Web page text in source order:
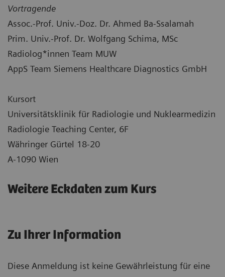
Vortragende
Assoc.-Prof. Univ.-Doz. Dr. Ahmed Ba-Ssalamah
Prim. Univ.-Prof. Dr. Wolfgang Schima, MSc
Radiolog*innen Team MUW
AppS Team Siemens Healthcare Diagnostics GmbH
Kursort
Universitätsklinik für Radiologie und Nuklearmedizin
Radiologie Teaching Center, 6F
Währinger Gürtel 18-20
A-1090 Wien
Weitere Eckdaten zum Kurs
Zu Ihrer Information
Diese Anmeldung ist keine Gewährleistung für eine